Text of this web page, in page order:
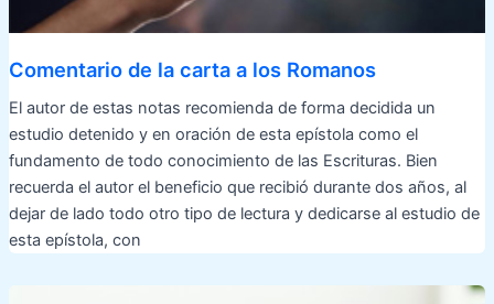
Comentario de la carta a los Romanos
El autor de estas notas recomienda de forma decidida un
estudio detenido y en oración de esta epístola como el
fundamento de todo conocimiento de las Escrituras. Bien
recuerda el autor el beneficio que recibió durante dos años, al
dejar de lado todo otro tipo de lectura y dedicarse al estudio de
esta epístola, con